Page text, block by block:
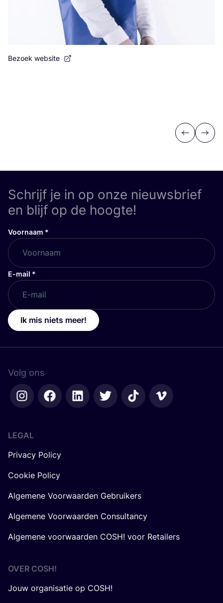
Bezoek website
Previous
Next
Schrijf je in op onze nieuwsbrief
en blijf op de hoogte!
Voornaam *
E-mail *
Ik mis niets meer!
Volg ons
LEGAL
Privacy Policy
Cookie Policy
Algemene Voorwaarden Gebruikers
Algemene Voorwaarden Consultancy
Algemene voorwaarden COSH! voor Retailers
OVER COSH!
Jouw organisatie op COSH!